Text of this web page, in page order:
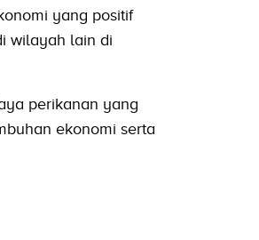
yang positif
wilayah lain di
perikanan yang
ekonomi serta